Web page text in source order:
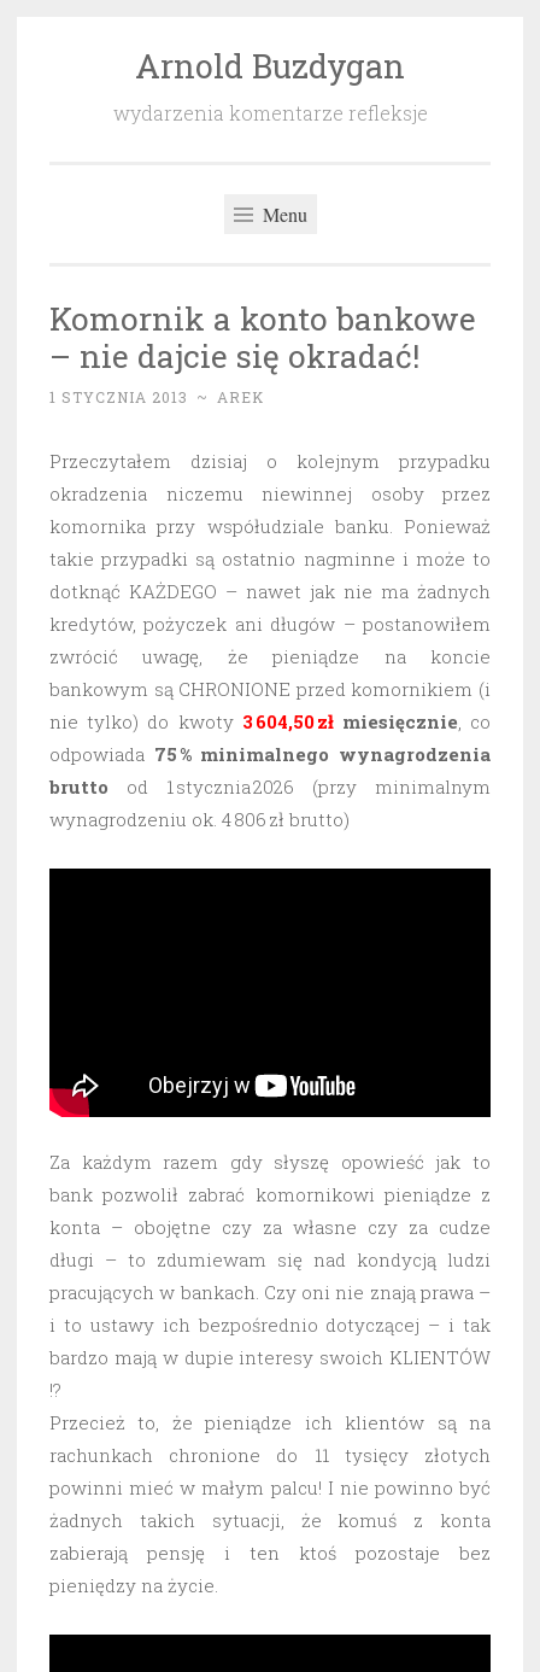
Arnold Buzdygan
wydarzenia komentarze refleksje
Menu
Komornik a konto bankowe
– nie dajcie się okradać!
1 STYCZNIA 2013 ~ AREK
Przeczytałem dzisiaj o kolejnym przypadku
okradzenia niczemu niewinnej osoby przez
komornika przy współudziale banku. Ponieważ
takie przypadki są ostatnio nagminne i może to
dotknąć KAŻDEGO – nawet jak nie ma żadnych
kredytów, pożyczek ani długów – postanowiłem
zwrócić uwagę, że pieniądze na koncie
bankowym są CHRONIONE przed komornikiem (i
nie tylko) do kwoty 3 604,50 złmiesięcznie, co
odpowiada 75 % minimalnego wynagrodzenia
brutto od 1 stycznia 2026 (przy minimalnym
wynagrodzeniu ok. 4 806 zł brutto)
Za każdym razem gdy słyszę opowieść jak to
bank pozwolił zabrać komornikowi pieniądze z
konta – obojętne czy za własne czy za cudze
długi – to zdumiewam się nad kondycją ludzi
pracujących w bankach. Czy oni nie znają prawa –
i to ustawy ich bezpośrednio dotyczącej – i tak
bardzo mają w dupie interesy swoich KLIENTÓW
!?
Przecież to, że pieniądze ich klientów są na
rachunkach chronione do 11 tysięcy złotych
powinni mieć w małym palcu! I nie powinno być
żadnych takich sytuacji, że komuś z konta
zabierają pensję i ten ktoś pozostaje bez
pieniędzy na życie.